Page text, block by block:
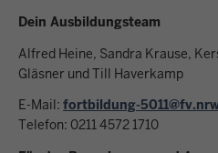
Dein Ausbildungsteam
Alfred Heine, Sandra Krause,
Gläsner und Till Haverkamp
E-Mail: fortbildung-
Telefon: 0211 4572 1710